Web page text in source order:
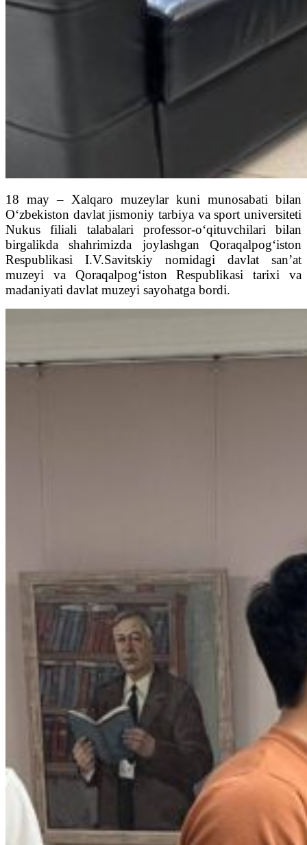
18 may – Xalqaro muzeylar kuni munosabati bilan
O‘zbekiston davlat jismoniy tarbiya va sport universiteti
Nukus filiali talabalari professor-o‘qituvchilari bilan
birgalikda shahrimizda joylashgan Qoraqalpog‘iston
Respublikasi I.V.Savitskiy nomidagi davlat san’at
muzeyi va Qoraqalpog‘iston Respublikasi tarixi va
madaniyati davlat muzeyi sayohatga bordi.